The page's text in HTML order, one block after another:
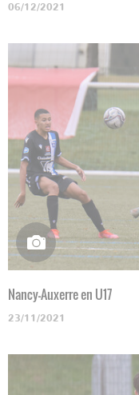
06/12/2021
Nancy-Auxerre en U17
23/11/2021